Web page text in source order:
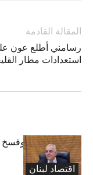
المقالة القادمة
رسامني أطلع عون
استعدادات مطار
اقتصاد لبنان
كركي: إنذارات
مخالفة